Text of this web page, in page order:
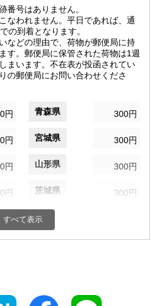
番号はありません。
なわれません。平日であれば、通
の到着となります。
などの理由で、荷物が郵便局に持
す。郵便局に保管された荷物は1週
まいます。不在表が投函されてい
の郵便局にお問い合わせくださ
円 青森県 300円
円 宮城県 300円
円 山形県 300円
円 茨城県 300円
円 群馬県
千葉県
円 富山県
すべて表示